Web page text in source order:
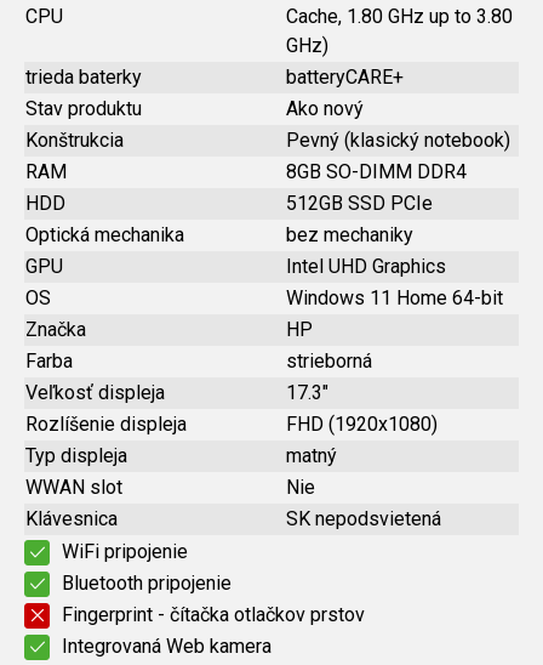
CPU
Cache, 1.80 GHz up to 3.80
GHz)
trieda baterky
batteryCARE+
Stav produktu
Ako nový
Konštrukcia
Pevný (klasický notebook)
RAM
8GB SO-DIMM DDR4
HDD
512GB SSD PCIe
Optická mechanika
bez mechaniky
GPU
Intel UHD Graphics
OS
Windows 11 Home 64-bit
Značka
HP
Farba
strieborná
Veľkosť displeja
17.3"
Rozlíšenie displeja
FHD (1920x1080)
Typ displeja
matný
WWAN slot
Nie
Klávesnica
SK nepodsvietená
WiFi pripojenie
Bluetooth pripojenie
Fingerprint - čítačka otlačkov prstov
Integrovaná Web kamera